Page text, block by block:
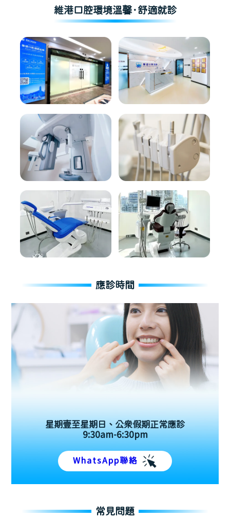
維港口腔環境溫馨·舒適就診
應診時間
星期壹至星期日、公眾假期正常應診
9:30am-6:30pm
WhatsApp聯絡
常見問題